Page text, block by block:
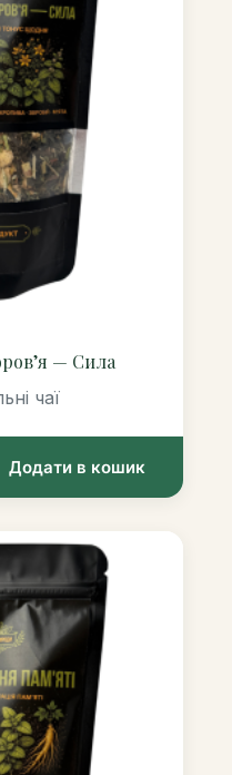
— Сила
чаї
Додати в кошик